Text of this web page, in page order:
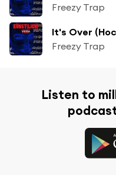
Freezy Trap
It's Over
Freezy Trap
Listen to